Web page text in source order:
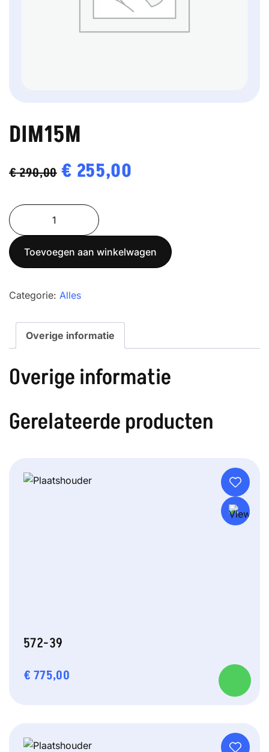
DIM15M
€290,00 Oorspronkelijke
was:
€ 290,00.
€ 255,00
€ 255,00.
DIM15M
aantal
Toevoegen aan winkelwagen
Categorie: Alles
Overige informatie
Overige informatie
Gerelateerde producten
572-39
€ 775,00